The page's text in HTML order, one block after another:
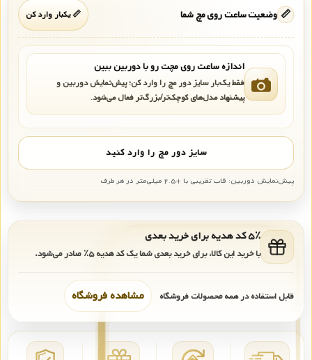
📏 وضعیت ساعت روی مچ شما 📏 یکبار وارد کن
اندازه ساعت روی مچت رو با دوربین ببین
فقط یک‌بار سایز دور مچ را وارد کن؛ پیش‌نمایش دوربین و
پیشنهاد مدل‌های کوچک‌تر/بزرگ‌تر فعال می‌شود.
سایز دور مچ را وارد کنید
پیش‌نمایش دوربین: قاب تقریبی با +۲.۵ میلی‌متر در هر طرف
۵٪ کد هدیه برای خرید بعدی
با خرید این کالا، برای خرید بعدی شما یک کد هدیه۵٪ صادر می‌شود.
قابل استفاده در همه محصولات فروشگاه مشاهده فروشگاه